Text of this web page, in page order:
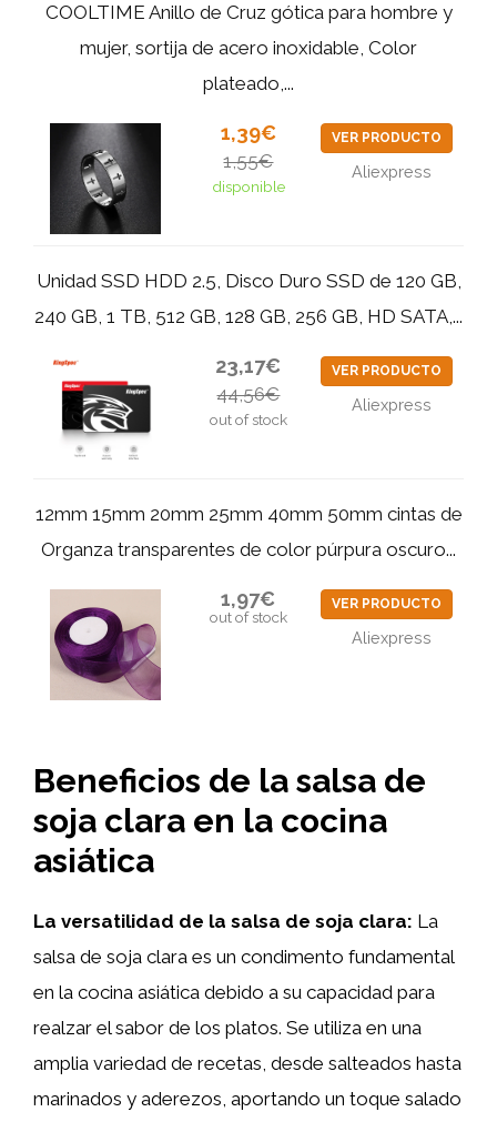
COOLTIME Anillo de Cruz gótica para hombre y
mujer, sortija de acero inoxidable, Color
plateado,...
1,39€
1,55€
disponible
VER PRODUCTO
Aliexpress
Unidad SSD HDD 2.5, Disco Duro SSD de 120 GB,
240 GB, 1 TB, 512 GB, 128 GB, 256 GB, HD SATA,...
23,17€
44,56€
out of stock
VER PRODUCTO
Aliexpress
12mm 15mm 20mm 25mm 40mm 50mm cintas de
Organza transparentes de color púrpura oscuro...
1,97€
out of stock
VER PRODUCTO
Aliexpress
Beneficios de la salsa de
soja clara en la cocina
asiática
La versatilidad de la salsa de soja clara: La
salsa de soja clara es un condimento fundamental
en la cocina asiática debido a su capacidad para
realzar el sabor de los platos. Se utiliza en una
amplia variedad de recetas, desde salteados hasta
marinados y aderezos, aportando un toque salado